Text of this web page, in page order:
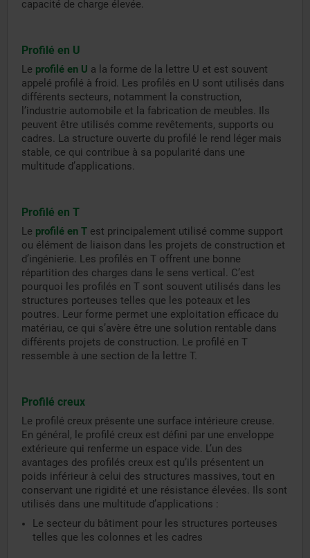
capacité de charge élevée.
Profilé en U
Le profilé en U a la forme de la lettre U et est souvent
appelé profilé à froid. Les profilés en U sont utilisés dans
différents secteurs, notamment la construction,
l’industrie automobile et la fabrication de meubles. Ils
peuvent être utilisés comme revêtements, supports ou
cadres. La structure ouverte du profilé le rend léger mais
stable, ce qui contribue à sa popularité dans une
multitude d’applications.
Profilé en T
Le profilé en T est principalement utilisé comme support
ou élément de liaison dans les projets de construction et
d’ingénierie. Les profilés en T offrent une bonne
répartition des charges dans le sens vertical. C’est
pourquoi les profilés en T sont souvent utilisés dans les
structures porteuses telles que les poteaux et les
poutres. Leur forme permet une exploitation efficace du
matériau, ce qui s’avère être une solution rentable dans
différents projets de construction. Le profilé en T
ressemble à une section de la lettre T.
Profilé creux
Le profilé creux présente une surface intérieure creuse.
En général, le profilé creux est défini par une enveloppe
extérieure qui renferme un espace vide. L’un des
avantages des profilés creux est qu’ils présentent un
poids inférieur à celui des structures massives, tout en
conservant une rigidité et une résistance élevées. Ils sont
utilisés dans une multitude d’applications :
Le secteur du bâtiment pour les structures porteuses
telles que les colonnes et les cadres